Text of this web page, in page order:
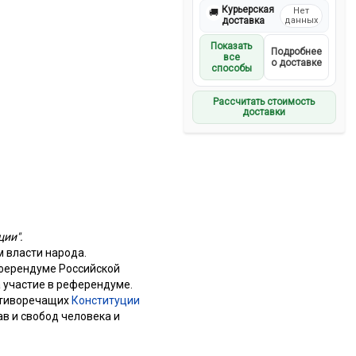
🚚 Курьерская
доставка
Нет
данных
Показать
все
способы
Подробнее
о доставке
Рассчитать стоимость
доставки
народа.
Российской
в референдуме.
Конституции
и свобод человека и